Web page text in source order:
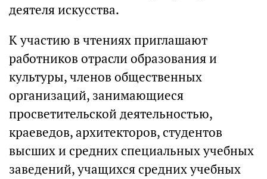
деятеля искусства.
К участию в чтениях приглашают
работников отрасли образования и
культуры, членов общественных
организаций, занимающиеся
просветительской деятельностью,
краеведов, архитекторов, студентов
высших и средних специальных учебных
заведений, учащихся средних учебных